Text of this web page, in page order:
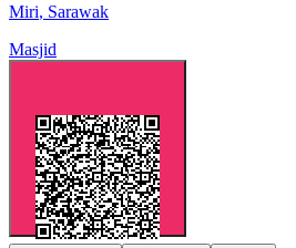
Miri, Sarawak
Masjid